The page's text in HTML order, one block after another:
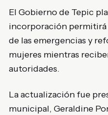
El Gobierno de Tepic
incorporación
de las emergencias y
mujeres mientras
autoridades.
La actualización fue
municipal, Geraldine